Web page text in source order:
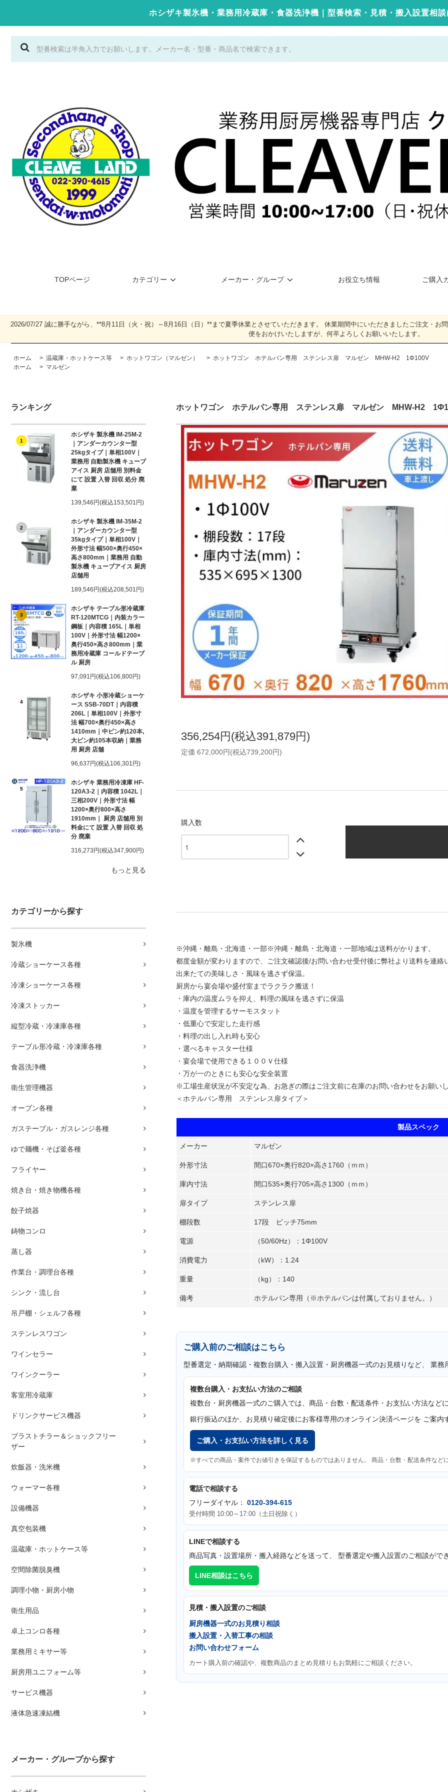
ホシザキ製氷機・業務用冷蔵庫・食器洗浄機｜型番検索・見積・搬入設置相
TOPページ カテゴリー メーカー・グループ お役立ち情報 ご購入
2026/07/27 誠に勝手ながら、**8月11日（火・祝）～8月16日（日）**まで夏季休業とさせていただきます。 休業期間中にいただきましたご注文・
便をおかけいたしますが、何卒よろしくお願いいたします。
ホーム > 温蔵庫・ホットケース等 > ホットワゴン（マルゼン） > ホットワゴン ホテルパン専用 ステンレス扉 マルゼン MHW-H2 1Φ100V
ホーム
> マルゼン
ランキング
1
ホシザキ 製氷機 IM-25M-2
｜アンダーカウンター型
25kgタイプ｜単相100V｜
業務用 自動製氷機 キューブ
アイス 厨房 店舗用 別料金
にて 設置 入替 回収 処分 廃
棄
139,546円(税込153,501円)
2
ホシザキ 製氷機 IM-35M-2
｜アンダーカウンター型
35kgタイプ｜単相100V｜
外形寸法 幅500×奥行450×
高さ800mm｜業務用 自動
製氷機 キューブアイス 厨房
店舗用
189,546円(税込208,501円)
3
ホシザキ テーブル形冷蔵庫
RT-120MTCG｜内装カラー
鋼板｜内容積 165L｜単相
100V｜外形寸法 幅1200×
奥行450×高さ800mm｜業
務用冷蔵庫 コールドテーブ
ル 厨房
97,091円(税込106,800円)
4
ホシザキ 小形冷蔵ショーケ
ース SSB-70DT｜内容積
206L｜単相100V｜外形寸
法 幅700×奥行450×高さ
1410mm｜中ビン約120本,
大ビン約105本収納｜業務
用 厨房 店舗
96,637円(税込106,301円)
5
ホシザキ 業務用冷凍庫 HF-
120A3-2｜内容積 1042L｜
三相200V｜外形寸法 幅
1200×奥行800×高さ
1910mm｜ 厨房 店舗用 別
料金にて 設置 入替 回収 処
分 廃棄
316,273円(税込347,900円)
もっと見る
カテゴリーから探す
製氷機
冷蔵ショーケース各種
冷凍ショーケース各種
冷凍ストッカー
縦型冷蔵・冷凍庫各種
テーブル形冷蔵・冷凍庫各種
食器洗浄機
衛生管理機器
オーブン各種
ガステーブル・ガスレンジ各種
ゆで麺機・そば釜各種
フライヤー
焼き台・焼き物機各種
餃子焼器
鋳物コンロ
蒸し器
作業台・調理台各種
シンク・流し台
吊戸棚・シェルフ各種
ステンレスワゴン
ワインセラー
ワインクーラー
客室用冷蔵庫
ドリンクサービス機器
ブラストチラー＆ショックフリー
ザー
炊飯器・洗米機
ウォーマー各種
設備機器
真空包装機
温蔵庫・ホットケース等
空間除菌脱臭機
調理小物・厨房小物
衛生用品
卓上コンロ各種
業務用ミキサー等
厨房用ユニフォーム等
サービス機器
液体急速凍結機
メーカー・グループから探す
ホットワゴン ホテルパン専用 ステンレス扉 マルゼン MHW-H2
356,254円(税込391,879円)
定価 672,000円(税込739,200円)
購入数
※沖縄・離島・北海道・一部※沖縄・離島・北海道・一部地域は送料がかります。
都度金額が変わりますので、ご注文確認後/お問い合わせ受付後に弊社より送料を連絡
出来たての美味しさ・風味を逃さず保温。
厨房から宴会場や盛付室までラクラク搬送！
・庫内の温度ムラを抑え、料理の風味を逃さずに保温
・温度を管理するサーモスタット
・低重心で安定した走行感
・料理の出し入れ時も安心
・選べるキャスター仕様
・宴会場で使用できる１００Ｖ仕様
・万が一のときにも安心な安全装置
※工場生産状況が不安定な為、お急ぎの際はご注文前に在庫のお問い合わせをお願いし
＜ホテルパン専用 ステンレス扉タイプ＞
製品スペック
メーカー マルゼン
外形寸法 間口670×奥行820×高さ1760（ｍｍ）
庫内寸法 間口535×奥行705×高さ1300（ｍｍ）
扉タイプ ステンレス扉
棚段数 17段 ピッチ75mm
電源 （50/60Hz）：1Φ100V
消費電力 （kW）：1.24
重量 （kg）：140
備考 ホテルパン専用（※ホテルパンは付属しておりません。）
ご購入前のご相談はこちら
型番選定・納期確認・複数台購入・搬入設置・厨房機器一式のお見積りなど、 業務
複数台購入・お支払い方法のご相談
複数台・厨房機器一式のご購入では、商品・台数・配送条件・お支払い方法など
銀行振込のほか、お見積り確定後にお客様専用のオンライン決済ページを ご案内
ご購入・お支払い方法を詳しく見る
※すべての商品・案件でお値引きを保証するものではありません。 商品・台数・配送条件など
電話で相談する
フリーダイヤル： 0120-394-615
受付時間 10:00～17:00（土日祝除く）
LINEで相談する
商品写真・設置場所・搬入経路などを送って、 型番選定や搬入設置のご相談ができ
LINE相談はこちら
見積・搬入設置のご相談
厨房機器一式のお見積り相談
搬入設置・入替工事の相談
お問い合わせフォーム
カート購入前の確認や、複数商品のまとめ見積りもお気軽にご相談ください。